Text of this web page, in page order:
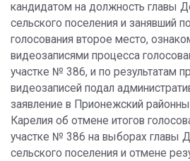
кандидатом на должность главы
сельского поселения и занявший
голосования второе место,
видеозаписями процесса
участке № 386, и по результатам
видеозаписей подал
заявление в Прионежский
Карелия об отмене итогов
участке № 386 на выборах главы
сельского поселения и отмене